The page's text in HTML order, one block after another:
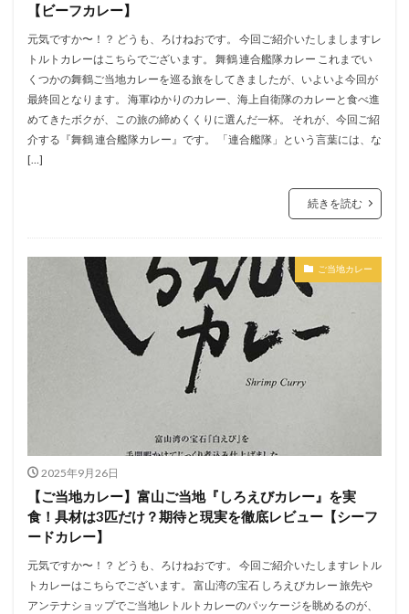
【ビーフカレー】
元気ですか〜！？ どうも、ろけねおです。 今回ご紹介いたしましますレ
トルトカレーはこちらでございます。 舞鶴 連合艦隊カレー これまでい
くつかの舞鶴ご当地カレーを巡る旅をしてきましたが、いよいよ今回が
最終回となります。 海軍ゆかりのカレー、海上自衛隊のカレーと食べ進
めてきたボクが、この旅の締めくくりに選んだ一杯。 それが、今回ご紹
介する『舞鶴 連合艦隊カレー』です。 「連合艦隊」という言葉には、な
[…]
続きを読む
ご当地カレー
2025年9月26日
【ご当地カレー】富山ご当地『しろえびカレー』を実
食！具材は3匹だけ？期待と現実を徹底レビュー【シーフ
ードカレー】
元気ですか〜！？ どうも、ろけねおです。 今回ご紹介いたしますレトル
トカレーはこちらでございます。 富山湾の宝石 しろえびカレー 旅先や
アンテナショップでご当地レトルトカレーのパッケージを眺めるのが、